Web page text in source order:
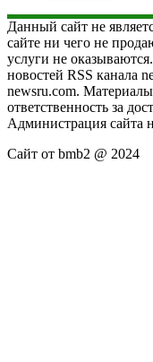
Данный сайт не
сайте ни чего не
услуги не
новостей RSS канала
newsru.com.
ответственность за
Администрация сайта
Сайт от bmb2 @ 2024